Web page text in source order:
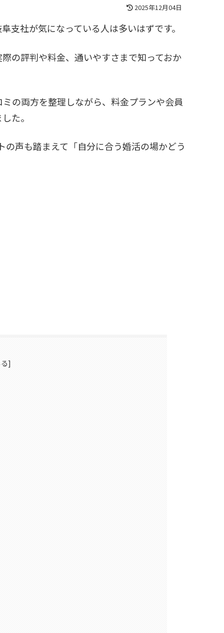
2025年12月04日
支社が気になっている人は多いはずです。
の評判や料金、通いやすさまで知っておか
の両方を整理しながら、料金プランや会員
た。
声も踏まえて「自分に合う婚活の場かどう